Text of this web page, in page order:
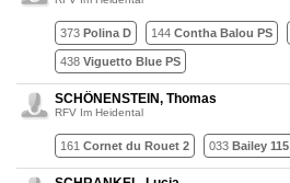
373 Polina D 144 Contha Balou PS
438 Viguetto Blue PS
SCHÖNENSTEIN, Thomas
RFV Im Heidental
161 Cornet du Rouet 2 033 Bailey 115